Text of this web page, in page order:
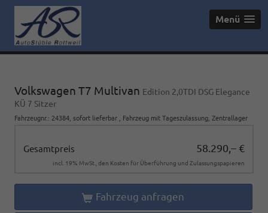
Menü
Volkswagen T7 Multivan Edition 2,0TDI DSG Elegance
KÜ 7 Sitzer
Fahrzeugnr. : 24384 sofort lieferbar Fahrzeug mit Tageszulassung , Zentrallager
Gesamtpreis 58.290,– €
incl. 19% MwSt., den Kosten für Überführung und Zulassungspapieren
Fahrzeug anfragen